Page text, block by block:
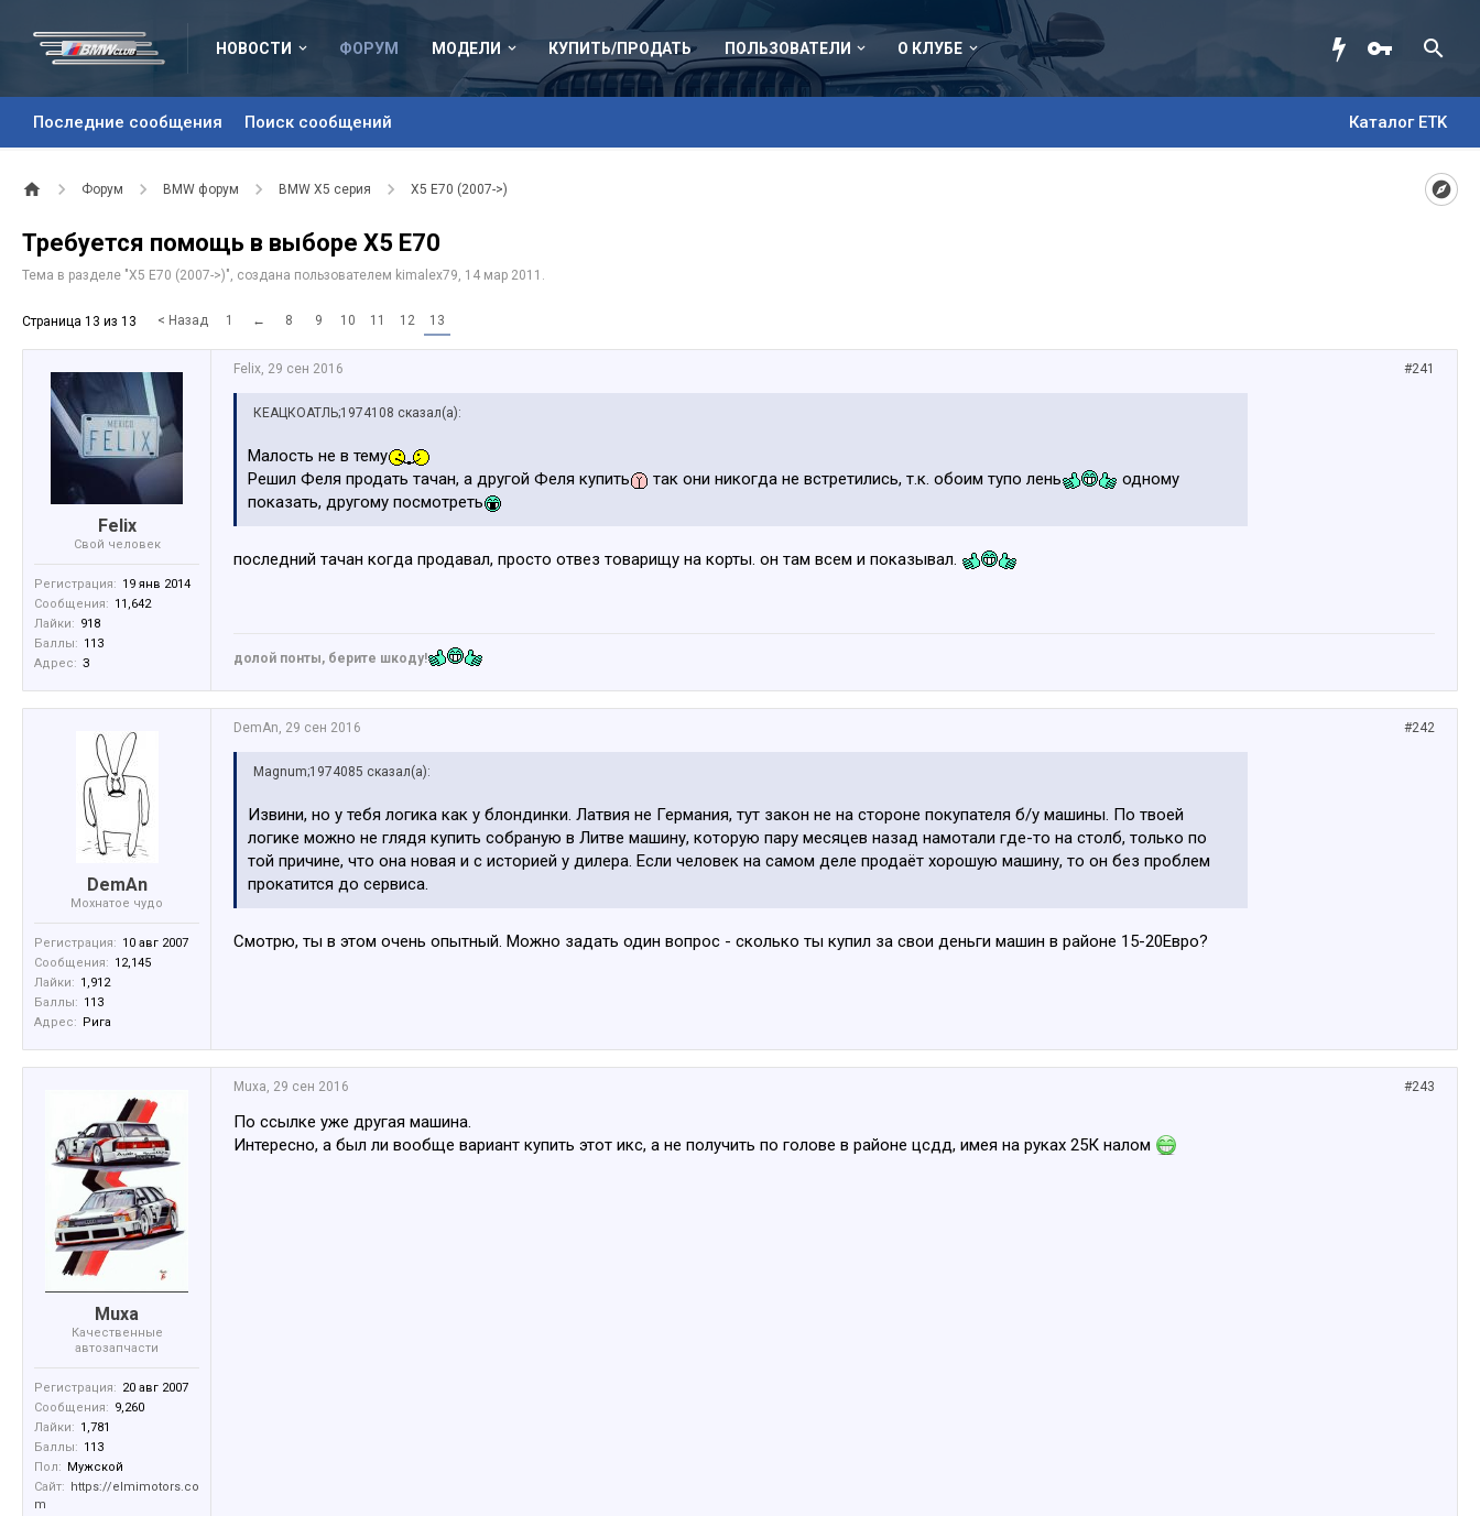
НОВОСТИ ФОРУМ
Последние сообщения Поиск сообщений Каталог ETK
МОДЕЛИ КУПИТЬ/ПРОДАТЬ ПОЛЬЗОВАТЕЛИ О КЛУБЕ
Форум BMW форум BMW X5 серия X5 E70 (2007->)
Требуется помощь в выборе Х5 Е70
Тема в разделе "X5 E70 (2007->)", создана пользователем kimalex79, 14 мар 2011 .
Страница 13 из 13 < Назад 1 ← 8 9 10 11 12 13
Felix
Свой человек
Регистрация: 19 янв 2014
Сообщения: 11,642
Лайки: 918
Баллы: 113
Адрес: З
#241
Felix, 29 сен 2016
КЕАЦКОАТЛЬ;1974108 сказал(а):
Малость не в тему
Решил Феля продать тачан, а другой Феля купить
так они никогда не встретились, т.к. обоим тупо лень
одному
показать, другому посмотреть
последний тачан когда продавал, просто отвез товарищу на корты. он там всем и показывал.
долой понты, берите шкоду!
DemAn
Мохнатое чудо
Регистрация: 10 авг 2007
Сообщения: 12,145
Лайки: 1,912
Баллы: 113
Адрес: Рига
#242
DemAn, 29 сен 2016
Magnum;1974085 сказал(а):
Извини, но у тебя логика как у блондинки. Латвия не Германия, тут закон не на стороне покупателя б/у машины. По твоей
логике можно не глядя купить собраную в Литве машину, которую пару месяцев назад намотали где-то на столб, только по
той причине, что она новая и с историей у дилера. Если человек на самом деле продаёт хорошую машину, то он без проблем
прокатится до сервиса.
Смотрю, ты в этом очень опытный. Можно задать один вопрос - сколько ты купил за свои деньги машин в районе 15-20Евро?
Muxa
Качественные
автозапчасти
Регистрация: 20 авг 2007
Сообщения: 9,260
Лайки: 1,781
Баллы: 113
Пол:
Мужской
Сайт:
https://elmimotors.co
m
#243
Muxa, 29 сен 2016
По ссылке уже другая машина.
Интересно, а был ли вообще вариант купить этот икс, а не получить по голове в районе цсдд, имея на руках 25К налом